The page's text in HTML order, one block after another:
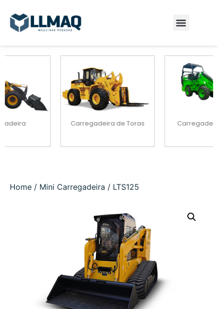
Carregadeira de Toras Carregadeira Elétrica
Home / Mini Carregadeira / LTS125